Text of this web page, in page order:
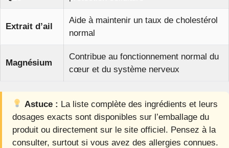
Extrait d’ail
Aide à maintenir un taux de cholestérol
normal
Magnésium
Contribue au fonctionnement normal du
cœur et du système nerveux
Astuce : La liste complète des ingrédients et leurs
dosages exacts sont disponibles sur l’emballage du
produit ou directement sur le site officiel. Pensez à la
consulter, surtout si vous avez des allergies connues.